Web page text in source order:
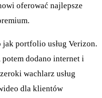
oferować najlepsze
jak portfolio usług Verizon.
potem dodano internet i
wachlarz usług
dla klientów